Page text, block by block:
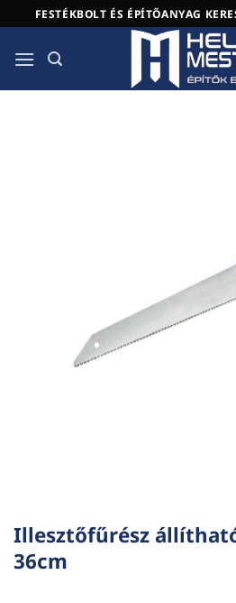
to
content
FESTÉKBOLT ÉS ÉPÍTŐANYAG
Illesztőfűrész
36cm